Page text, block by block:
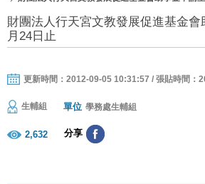
財團法人行天宮文教發展促進基金會
月24日止
更新時間：2012-09-05 10:31:57 / 張貼時間：
生輔組 單位 學務處生輔組
2,632 分享